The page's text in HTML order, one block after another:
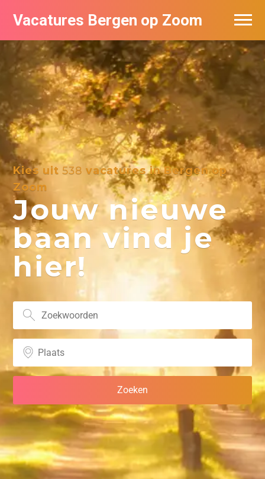
Vacatures Bergen op Zoom
Kies uit538 vacatures in Bergen op
Zoom
Jouw nieuwe
baan vind je
hier!
Vacatures per bedrijf
De populairste vacatures in Bergen op
Zoom